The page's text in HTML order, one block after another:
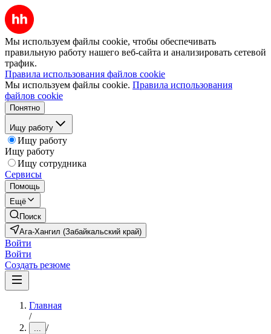
Мы используем файлы cookie, чтобы обеспечивать
правильную работу нашего веб-сайта и анализировать сетевой
трафик.
Правила использования файлов cookie
Мы используем файлы cookie. Правила использования
файлов cookie
Понятно
Ищу работу
Ищу работу
Ищу работу
Ищу сотрудника
Сервисы
Помощь
Ещё
Поиск
Ага-Хангил (Забайкальский край)
Войти
Войти
Создать резюме
Главная
/
... /